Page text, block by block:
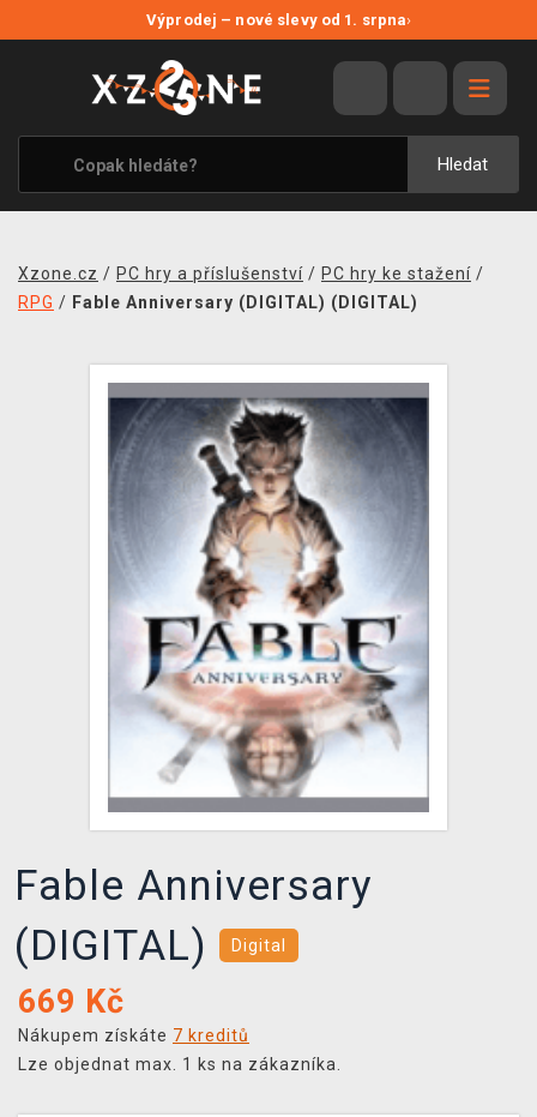
Výprodej – nové slevy od 1. srpna›
Hledat
VÝPRODEJ
VIDEOHRY
XZONE ORIGINALS
TÉMATIKY
MERCHANDISE
KONTAKT
XZONE KLUB
TCG & BOARDGAME HUB
VÝKUP HER (BAZAR)
Xzone.cz / PC hry a příslušenství / PC hry ke stažení /
RPG / Fable Anniversary (DIGITAL) (DIGITAL)
Fable Anniversary
(DIGITAL)
Digital
669 Kč
Nákupem získáte 7 kreditů
Lze objednat max. 1 ks na zákazníka.